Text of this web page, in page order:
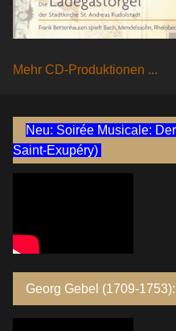
Mehr CD-Produktionen ...
Neu: Soirée Musicale:
Saint-Exupéry)
Georg Gebel (1709-